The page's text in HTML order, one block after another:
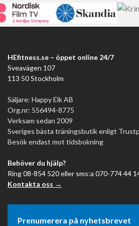
HEfitness.se – öppet online 24/7
Sveavägen 107
113 50 Stockholm
Säljare: Happy Elk AB
Org.nr: 556494-8775
Verksam sedan 2009
Sveriges bästa träningsbutik enligt
Besök endast mot tidsbokning
Behöver du hjälp?
Ring 08-854 520 eller sms:a 070-774 44
Kontakta oss →
Prenumerera på nyhetsbrevet